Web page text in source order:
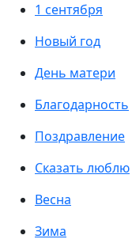
1 сентября
Новый год
День матери
Благодарность
Поздравление
Сказать люблю
Весна
Зима